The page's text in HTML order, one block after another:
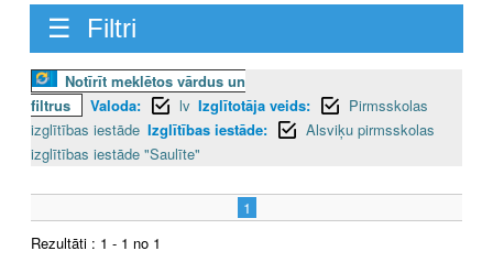
☰ Filtri
Notīrīt meklētos vārdus un
filtrus
Valoda: lv Izglītotāja veids:
Pirmsskolas
izglītības iestāde Izglītības iestāde:
Alsviķu pirmsskolas
izglītības iestāde "Saulīte"
1
Rezultāti : 1 - 1 no 1